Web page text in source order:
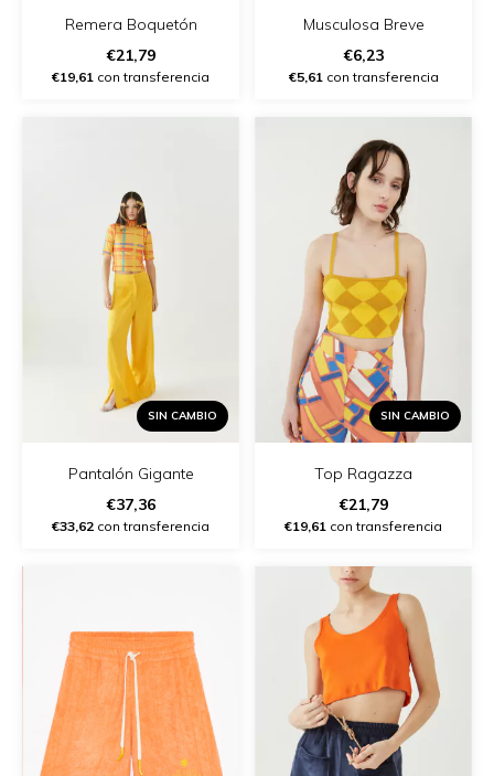
Remera Boquetón
€21,79
€19,61 con transferencia
Musculosa Breve
€6,23
€5,61 con transferencia
SIN CAMBIO
Pantalón Gigante
€37,36
€33,62 con transferencia
SIN CAMBIO
Top Ragazza
€21,79
€19,61 con transferencia